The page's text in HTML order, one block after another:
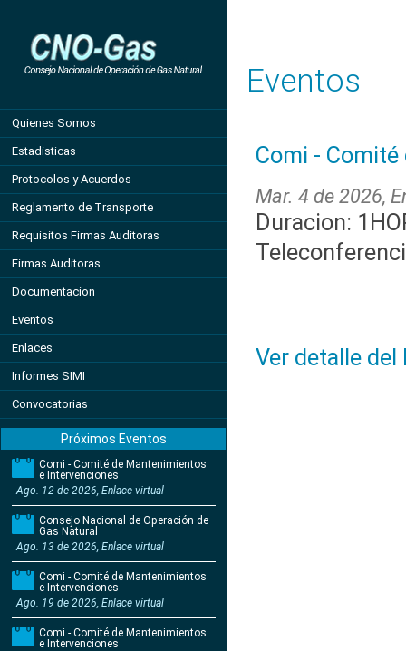
Quienes Somos
Estadisticas
Protocolos y Acuerdos
Reglamento de Transporte
Requisitos Firmas Auditoras
Firmas Auditoras
Documentacion
Eventos
Enlaces
Informes SIMI
Convocatorias
Próximos Eventos
Comi - Comité de Mantenimientos
e Intervenciones
Ago. 12 de 2026, Enlace virtual
Consejo Nacional de Operación de
Gas Natural
Ago. 13 de 2026, Enlace virtual
Comi - Comité de Mantenimientos
e Intervenciones
Ago. 19 de 2026, Enlace virtual
Comi - Comité de Mantenimientos
e Intervenciones
Eventos
Comi -
Mar. 4 de 2026,
Duracion:
Ver detalle del